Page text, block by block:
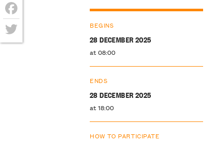
BEGINS
28 DECEMBER 2025
at 08:00
ENDS
28 DECEMBER 2025
at 18:00
HOW TO PARTICIPATE
Facebook
Twitter